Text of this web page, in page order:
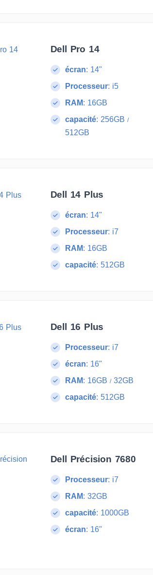
Dell Pro 14
écran: 14"
Processeur: i5
RAM: 16GB
capacité: 256GB /
512GB
Dell 14 Plus
écran: 14"
Processeur: i7
RAM: 16GB
capacité: 512GB
Dell 16 Plus
Processeur: i7
écran: 16"
RAM: 16GB /32GB
capacité: 512GB
Dell Précision 7680
Processeur: i7
RAM: 32GB
capacité: 1000GB
écran: 16"